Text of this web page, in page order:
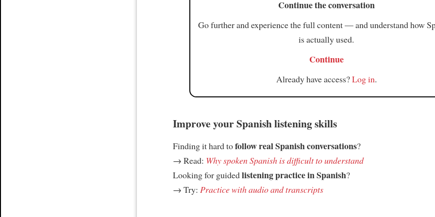
Continue the conversation
Go further and experience the full content — and understand how
is actually used.
Continue
Already have access?Log in.
Improve your Spanish listening skills
Finding it hard tofollow real Spanish conversations?
→ Read: Why spoken Spanish is difficult to understand
Looking for guidedlistening practice in Spanish?
→ Try: Practice with audio and transcripts